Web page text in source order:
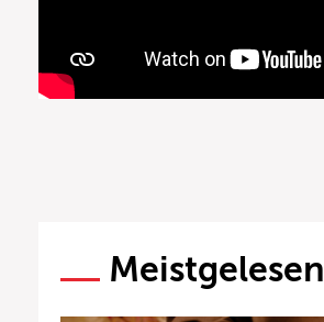
Meistgelesen